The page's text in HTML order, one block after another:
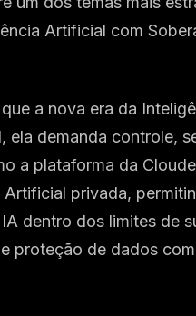
Artificial com
a nova era da
ela demanda controle,
a plataforma da
privada,
dentro dos limites de
proteção de dados